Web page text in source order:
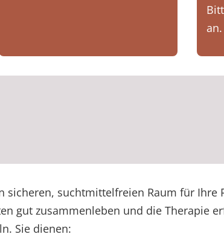
an.
sicheren, suchtmittelfreien Raum für Ihre
gut zusammenleben und die Therapie
Sie dienen: